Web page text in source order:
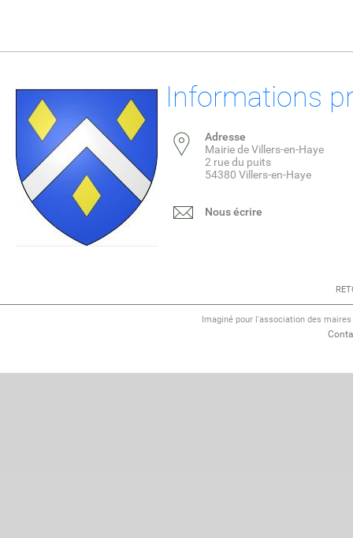
Informations
Adresse
Mairie de Villers-en-Haye
2 rue du puits
54380 Villers-en-Haye
Nous écrire
Imaginé pour l'association des